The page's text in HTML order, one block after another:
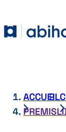
Abihome
ACCUEIL